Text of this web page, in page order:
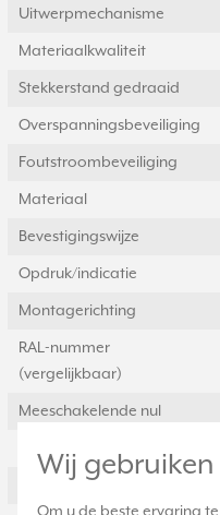
Wij
Om u de beste ervaring
Uitwerpmechanisme
Materiaalkwaliteit
Stekkerstand gedraaid
Overspanningsbeveiliging
Foutstroombeveiliging
Materiaal
Bevestigingswijze
Opdruk/indicatie
Montagerichting
RAL-nummer
(vergelijkbaar)
Meeschakelende nul
Uitvoering oppervlakte